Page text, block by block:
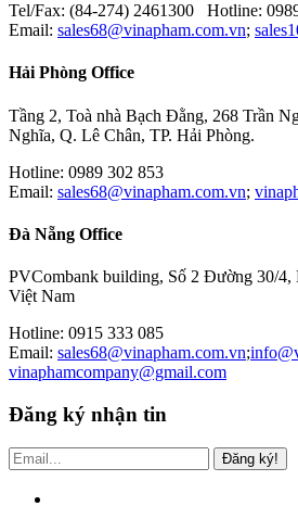
Tel/Fax: (84-274) 2461300 Hotline:
Email: sales68@vinapham.com.vn;
Hải Phòng Office
Tầng 2, Toà nhà Bạch Đằng, 268 Trần
Nghĩa, Q. Lê Chân, TP. Hải Phòng.
Hotline: 0989 302 853
Email: sales68@vinapham.com.vn;
Đà Nẵng Office
PVCombank building, Số 2 Đường 30/4,
Việt Nam
Hotline: 0915 333 085
Email: sales68@vinapham.com.vn;
vinaphamcompany@gmail.com
Đăng ký nhận tin
Đăng ký!